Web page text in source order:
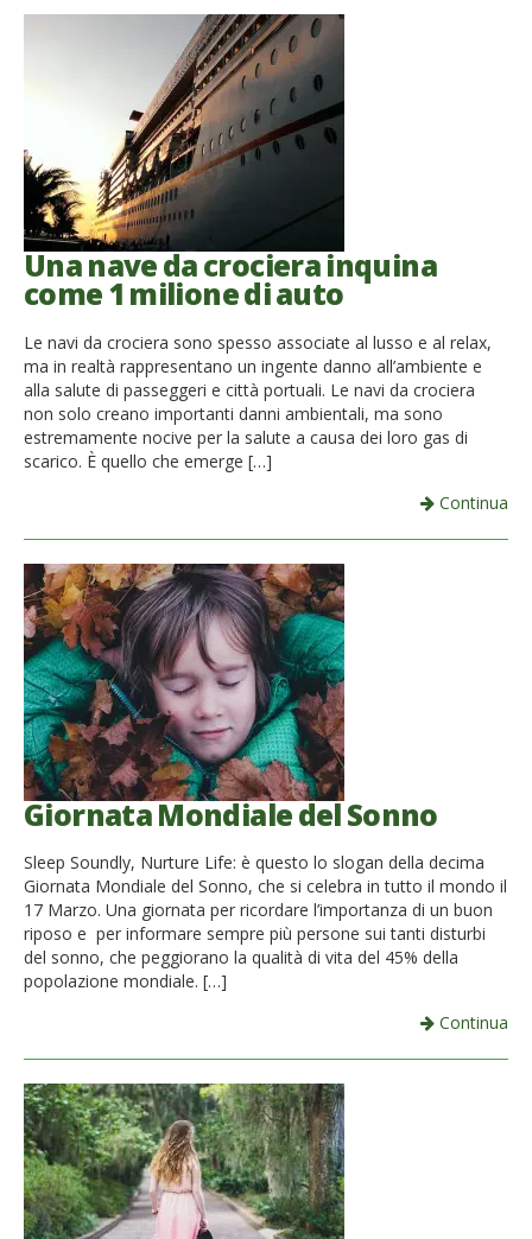
Una nave da crociera inquina
come 1 milione di auto
Le navi da crociera sono spesso associate al lusso e al relax,
ma in realtà rappresentano un ingente danno all’ambiente e
alla salute di passeggeri e città portuali. Le navi da crociera
non solo creano importanti danni ambientali, ma sono
estremamente nocive per la salute a causa dei loro gas di
scarico. È quello che emerge […]
Continua
Giornata Mondiale del Sonno
Sleep Soundly, Nurture Life: è questo lo slogan della decima
Giornata Mondiale del Sonno, che si celebra in tutto il mondo il
17 Marzo. Una giornata per ricordare l’importanza di un buon
riposo e per informare sempre più persone sui tanti disturbi
del sonno, che peggiorano la qualità di vita del 45% della
popolazione mondiale. […]
Continua